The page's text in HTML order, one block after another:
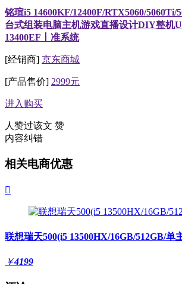
铭瑄i5 14600KF/12400F/RTX5060/5060Ti/
台式组装电脑主机游戏直播设计DIY整机
13400EF丨准系统
[经销商] 京东商城
[产品售价] 2999元
进入购买
人赞过该文 赞
内容纠错
相关电商优惠

联想瑞天500(i5 13500HX/16GB/512GB/单
￥4199